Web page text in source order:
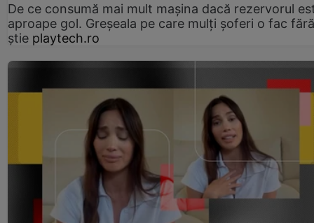
De ce consumă mai mult mașina dacă rezervorul
aproape gol. Greșeala pe care mulți șoferi o fac
știe playtech.ro